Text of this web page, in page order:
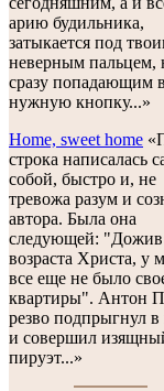
арию будильника,
затыкается под
неверным пальцем,
сразу попадающим в
нужную кнопку...»
Home, sweet home
строка написалась
собой, быстро и, не
тревожа разум и
автора. Была она
следующей: "Дожив
возраста Христа, у
все еще не было
квартиры". Антон
резво подпрыгнул в
и совершил
пируэт...»